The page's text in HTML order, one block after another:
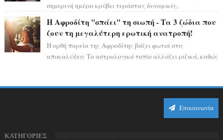
σημερινή ημέρα κρύβει τεράστιες δυναμικές,
Η Αφροδίτη "σπάει" τη σιωπή - Τα 3 ζώδια που
ζουν τη μεγαλύτερη ερωτική ανατροπή!
Η ορθή πορεία της Αφροδίτης βάζει φωτιά στις
αποκαλύψεις Το αστρολογικό τοπίο αλλάζει ριζικά, καθώς
Επικοινωνία
ΚΑΤΗΓΟΡΙΕΣ